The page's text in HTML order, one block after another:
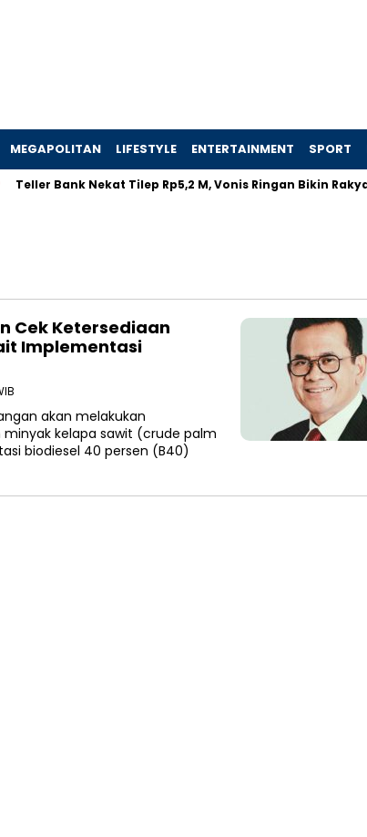
MEGAPOLITAN LIFESTYLE ENTERTAINMENT SPORT
Teller Bank Nekat Tilep Rp5,2 M, Vonis Ringan Bikin
Cek Ketersediaan
Implementasi
akan melakukan
kelapa sawit (crude palm
biodiesel 40 persen (B40)